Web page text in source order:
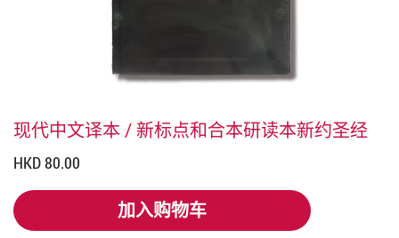
现代中文译本 / 新标点和合本研读本新约圣经
HKD 80.00
加入购物车
加入购物车